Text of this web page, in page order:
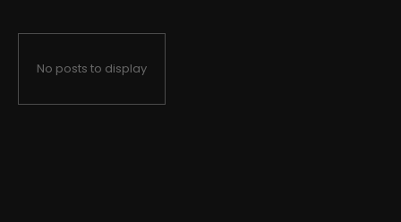
No posts to display